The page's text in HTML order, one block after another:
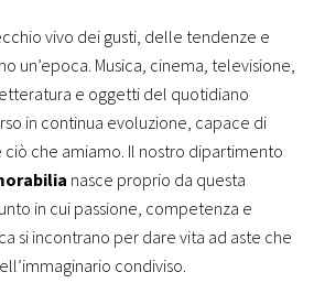
vivo dei gusti, delle tendenze e
un’epoca. Musica, cinema, televisione,
e oggetti del quotidiano
in continua evoluzione, capace di
che amiamo. Il nostro dipartimento
nasce proprio da questa
in cui passione, competenza e
si incontrano per dare vita ad aste che
condiviso.